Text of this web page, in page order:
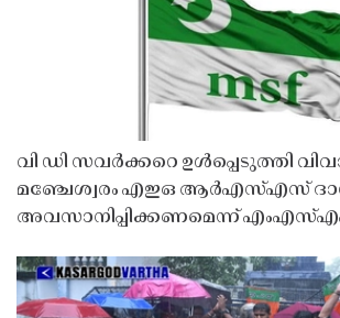
വി ഡി സവർക്കറെ ഉൾപ്പെടുത്തി
മഞ്ചേശ്വരം എഇഒ ആർഎസ്എസ്
അവസാനിപ്പിക്കണമെന്ന്